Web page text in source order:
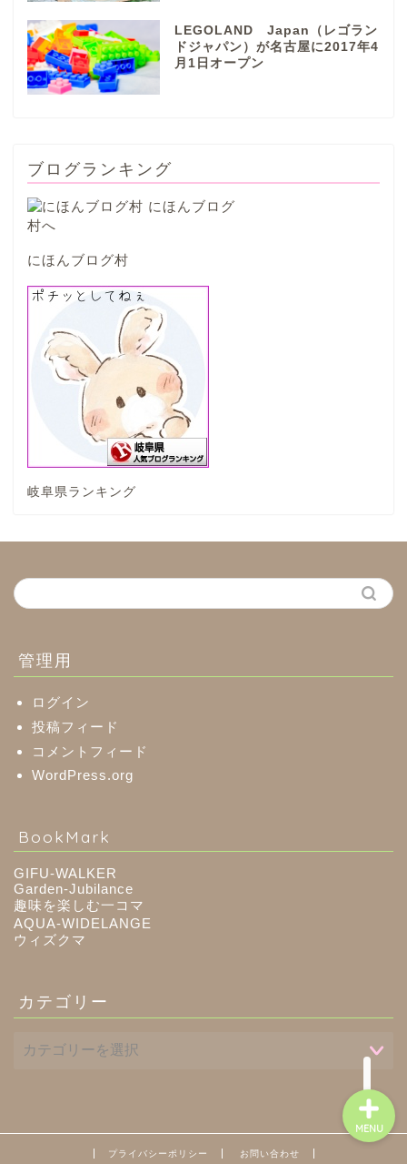
LEGOLAND Japan（レゴラン
ドジャパン）が名古屋に2017年4
月1日オープン
ブログランキング
にほんブログ村
岐阜県ランキング
管理用
ログイン
投稿フィード
コメントフィード
WordPress.org
BookMark
GIFU-WALKER
Garden-Jubilance
趣味を楽しむ一コマ
AQUA-WIDELANGE
ウィズクマ
カテゴリー
プライバシーポリシー お問い合わせ
MENU
山県市
川辺町